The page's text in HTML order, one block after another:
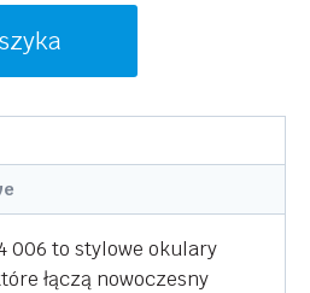
006 to stylowe okulary
łączą nowoczesny